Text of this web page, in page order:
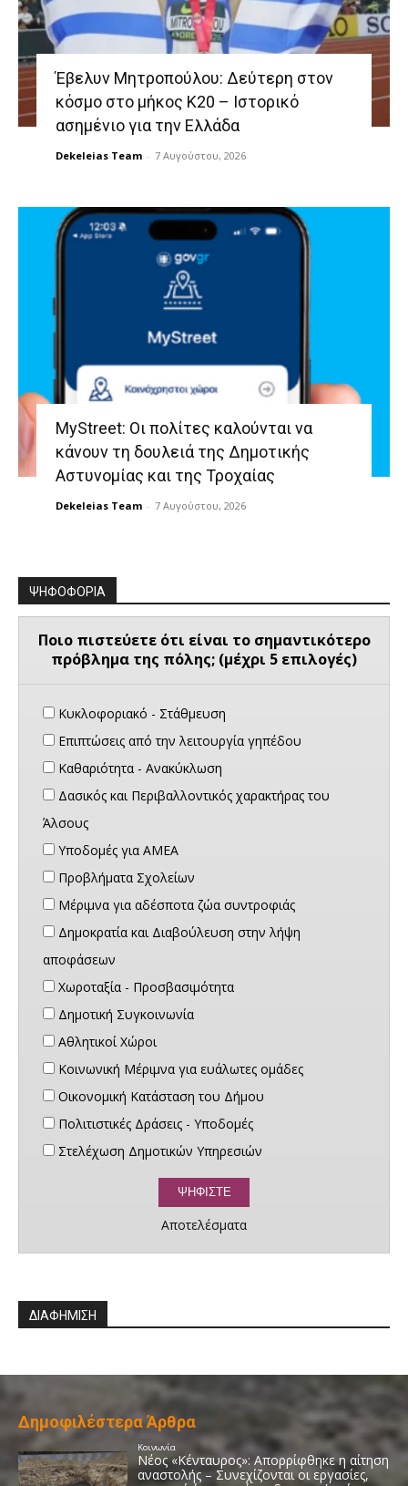
Έβελυν Μητροπούλου: Δεύτερη στον
κόσμο στο μήκος Κ20 – Ιστορικό
ασημένιο για την Ελλάδα
Dekeleias Team - 7 Αυγούστου, 2026
MyStreet: Οι πολίτες καλούνται να
κάνουν τη δουλειά της Δημοτικής
Αστυνομίας και της Τροχαίας
Dekeleias Team - 7 Αυγούστου, 2026
ΨΗΦΟΦΟΡΙΑ
Ποιο πιστεύετε ότι είναι το σημαντικότερο
πρόβλημα της πόλης; (μέχρι 5 επιλογές)
Κυκλοφοριακό - Στάθμευση
Επιπτώσεις από την λειτουργία γηπέδου
Καθαριότητα - Ανακύκλωση
Δασικός και Περιβαλλοντικός χαρακτήρας του
Άλσους
Υποδομές για ΑΜΕΑ
Προβλήματα Σχολείων
Μέριμνα για αδέσποτα ζώα συντροφιάς
Δημοκρατία και Διαβούλευση στην λήψη
αποφάσεων
Χωροταξία - Προσβασιμότητα
Δημοτική Συγκοινωνία
Αθλητικοί Χώροι
Κοινωνική Μέριμνα για ευάλωτες ομάδες
Οικονομική Κατάσταση του Δήμου
Πολιτιστικές Δράσεις - Υποδομές
Στελέχωση Δημοτικών Υπηρεσιών
Αποτελέσματα
ΔΙΑΦΗΜΙΣΗ
Δημοφιλέστερα Άρθρα